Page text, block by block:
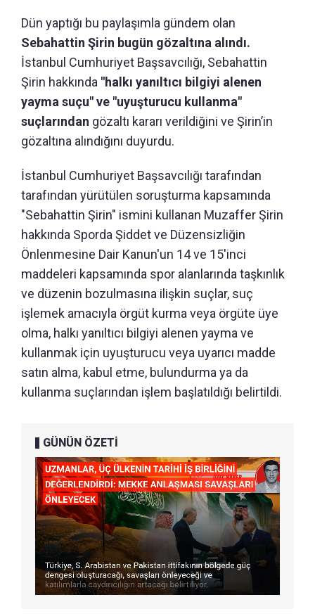
Dün yaptığı bu paylaşımla gündem olan
Sebahattin Şirin bugün gözaltına alındı.
İstanbul Cumhuriyet Başsavcılığı, Sebahattin
Şirin hakkında "halkı yanıltıcı bilgiyi alenen
yayma suçu" ve "uyuşturucu kullanma"
suçlarından gözaltı kararı verildiğini ve Şirin’in
gözaltına alındığını duyurdu.
İstanbul Cumhuriyet Başsavcılığı tarafından
tarafından yürütülen soruşturma kapsamında
"Sebahattin Şirin" ismini kullanan Muzaffer Şirin
hakkında Sporda Şiddet ve Düzensizliğin
Önlenmesine Dair Kanun'un 14 ve 15'inci
maddeleri kapsamında spor alanlarında taşkınlık
ve düzenin bozulmasına ilişkin suçlar, suç
işlemek amacıyla örgüt kurma veya örgüte üye
olma, halkı yanıltıcı bilgiyi alenen yayma ve
kullanmak için uyuşturucu veya uyarıcı madde
satın alma, kabul etme, bulundurma ya da
kullanma suçlarından işlem başlatıldığı belirtildi.
GÜNÜN ÖZETİ